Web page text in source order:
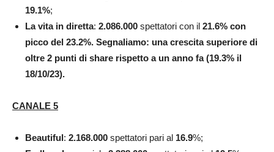
19.1%;
La vita in diretta: 2.086.000 spettatori con il 21.6% con
picco del 23.2%. Segnaliamo: una crescita superiore di
oltre 2 punti di share rispetto a un anno fa (19.3% il
18/10/23).
CANALE 5
Beautiful: 2.168.000 spettatori pari al 16.9%;